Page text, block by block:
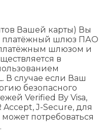
Вашей карты) Вы
платёжный шлюз ПАО
шлюзом и
в
В случае если Ваш
безопасного
Verified By Visa,
Accept, J-Secure, для
потребоваться